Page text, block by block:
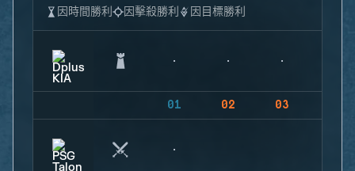
因時間勝利 因擊殺勝利 因目標勝利
01 02 03